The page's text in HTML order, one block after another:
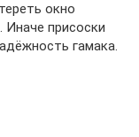
окно
Иначе присоски
гамака.